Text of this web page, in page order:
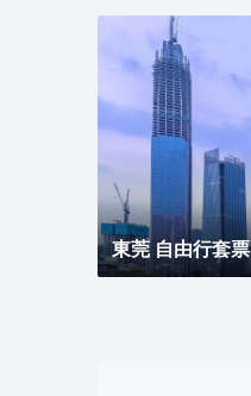
東莞 自由行套票